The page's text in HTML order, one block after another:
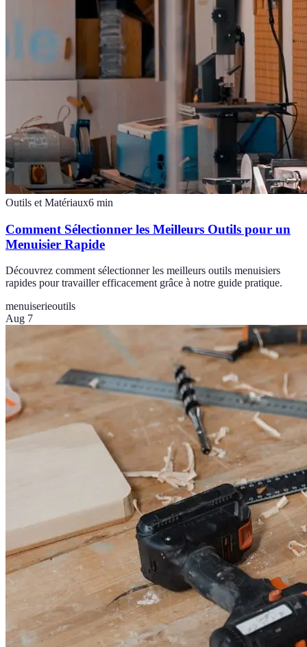
Outils et Matériaux6 min
Comment Sélectionner les Meilleurs Outils pour un
Menuisier Rapide
Découvrez comment sélectionner les meilleurs outils menuisiers
rapides pour travailler efficacement grâce à notre guide pratique.
menuiserieoutils
Aug 7